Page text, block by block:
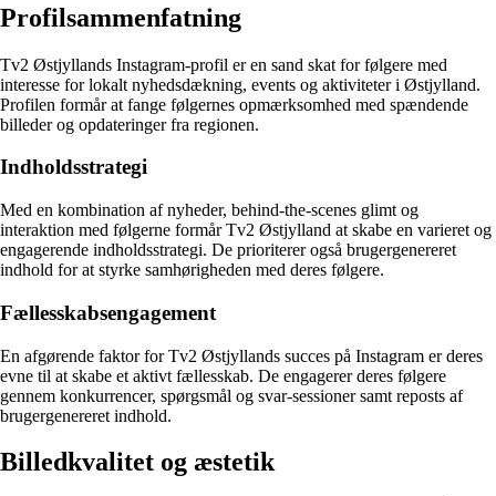
Profilsammenfatning
Tv2 Østjyllands Instagram-profil er en sand skat for følgere med
interesse for lokalt nyhedsdækning, events og aktiviteter i Østjylland.
Profilen formår at fange følgernes opmærksomhed med spændende
billeder og opdateringer fra regionen.
Indholdsstrategi
Med en kombination af nyheder, behind-the-scenes glimt og
interaktion med følgerne formår Tv2 Østjylland at skabe en varieret og
engagerende indholdsstrategi. De prioriterer også brugergenereret
indhold for at styrke samhørigheden med deres følgere.
Fællesskabsengagement
En afgørende faktor for Tv2 Østjyllands succes på Instagram er deres
evne til at skabe et aktivt fællesskab. De engagerer deres følgere
gennem konkurrencer, spørgsmål og svar-sessioner samt reposts af
brugergenereret indhold.
Billedkvalitet og æstetik